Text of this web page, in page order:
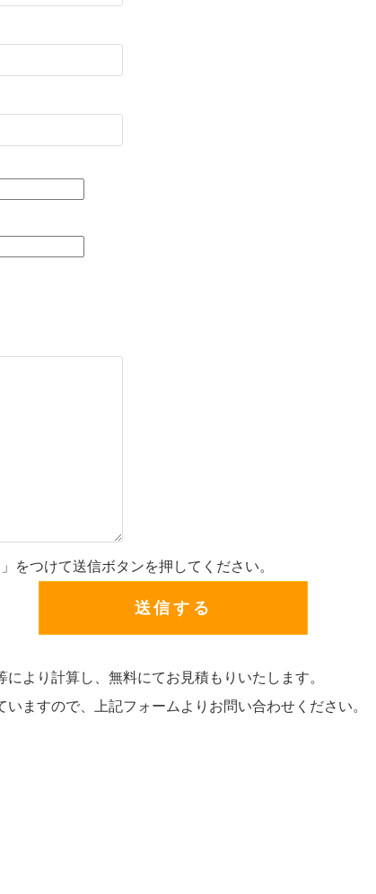
をつけて送信ボタンを押してください。
より計算し、無料にてお見積もりいたします。
ますので、上記フォームよりお問い合わせください。